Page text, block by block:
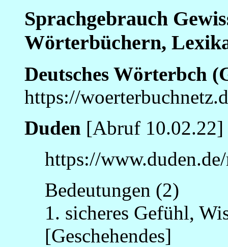
Sprachgebrauch
Wörterbüchern,
Deutsches Wörterbch
https://
Duden [Abruf 10.02.22]
https://
Bedeutungen (2)
1. sicheres Gefühl,
[Geschehendes]